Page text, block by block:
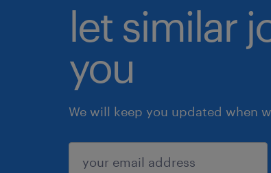
let similar
you
We will keep you updated when